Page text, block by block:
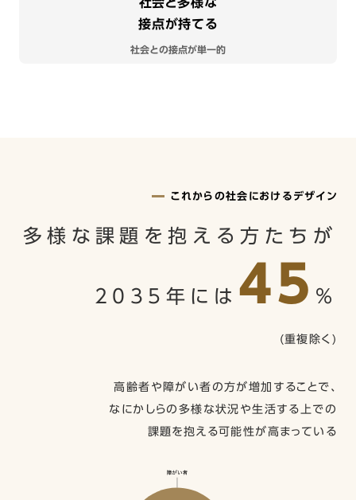
接点が持てる
社会との接点が単一的
これからの社会におけるデザイン
多様な課題を抱える方たちが
2035年には 45 %
(重複除く)
高齢者や障がい者の方が増加することで、
なにかしらの多様な状況や生活する上での
課題を抱える可能性が高まっている